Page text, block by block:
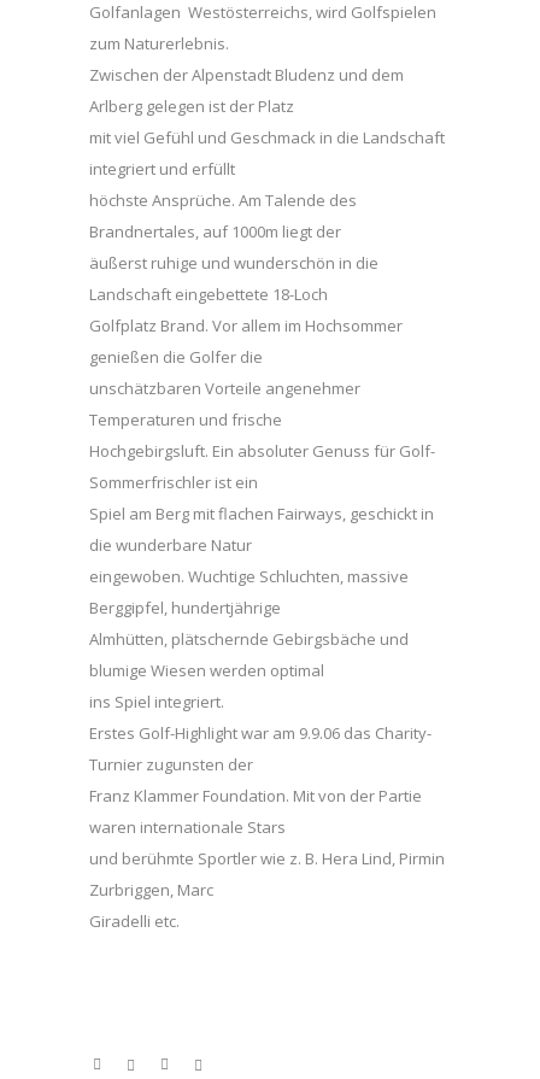
Golfanlagen Westösterreichs, wird Golfspielen
zum Naturerlebnis.
Zwischen der Alpenstadt Bludenz und dem
Arlberg gelegen ist der Platz
mit viel Gefühl und Geschmack in die Landschaft
integriert und erfüllt
höchste Ansprüche. Am Talende des
Brandnertales, auf 1000m liegt der
äußerst ruhige und wunderschön in die
Landschaft eingebettete 18-Loch
Golfplatz Brand. Vor allem im Hochsommer
genießen die Golfer die
unschätzbaren Vorteile angenehmer
Temperaturen und frische
Hochgebirgsluft. Ein absoluter Genuss für Golf-
Sommerfrischler ist ein
Spiel am Berg mit flachen Fairways, geschickt in
die wunderbare Natur
eingewoben. Wuchtige Schluchten, massive
Berggipfel, hundertjährige
Almhütten, plätschernde Gebirgsbäche und
blumige Wiesen werden optimal
ins Spiel integriert.
Erstes Golf-Highlight war am 9.9.06 das Charity-
Turnier zugunsten der
Franz Klammer Foundation. Mit von der Partie
waren internationale Stars
und berühmte Sportler wie z. B. Hera Lind, Pirmin
Zurbriggen, Marc
Giradelli etc.